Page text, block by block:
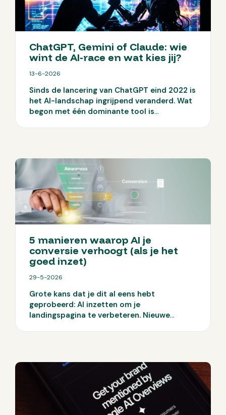
ChatGPT, Gemini of Claude: wie
wint de AI-race en wat kies jij?
13-6-2026
Sinds de lancering van ChatGPT eind 2022 is
het AI-landschap ingrijpend veranderd. Wat
begon met één dominante tool is
belangrijkste ontwikkelingen op een rij en
laten we zien waar elke tool op dit moment
goed in is.
5 manieren waarop AI je
conversie verhoogt (als je het
goed inzet)
29-5-2026
Grote kans dat je dit al eens hebt
geprobeerd: AI inzetten om je
landingspagina te verbeteren. Nieuwe
mkb-bedrijven zitten precies hier: ze
gebruiken AI, maar zien geen echte
conversiegroei. Dus waar gaat het mis? En
belangrijker: hoe zorg je dat AI wél impact
maakt? Hieronder lees je 5 manieren waarop